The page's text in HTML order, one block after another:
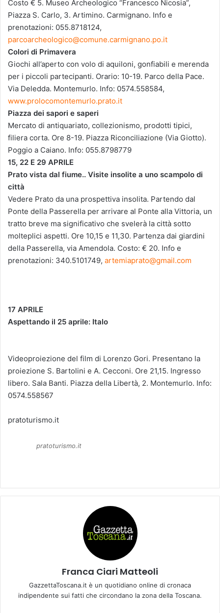
Costo € 5. Museo Archeologico “Francesco Nicosia”,
Piazza S. Carlo, 3. Artimino. Carmignano. Info e
prenotazioni: 055.8718124,
parcoarcheologico@comune.carmignano.po.it
Colori di Primavera
Giochi all’aperto con volo di aquiloni, gonfiabili e merenda
per i piccoli partecipanti. Orario: 10-19. Parco della Pace.
Via Deledda. Montemurlo. Info: 0574.558584,
www.prolocomontemurlo.prato.it
Piazza dei sapori e saperi
Mercato di antiquariato, collezionismo, prodotti tipici,
filiera corta. Ore 8-19. Piazza Riconciliazione (Via Giotto).
Poggio a Caiano. Info: 055.8798779
15, 22 E 29 APRILE
Prato vista dal fiume.. Visite insolite a uno scampolo di
città
Vedere Prato da una prospettiva insolita. Partendo dal
Ponte della Passerella per arrivare al Ponte alla Vittoria, un
tratto breve ma significativo che svelerà la città sotto
molteplici aspetti. Ore 10,15 e 11,30. Partenza dai giardini
della Passerella, via Amendola. Costo: € 20. Info e
prenotazioni: 340.5101749, artemiaprato@gmail.com
17 APRILE
Aspettando il 25 aprile: Italo
Videoproiezione del film di Lorenzo Gori. Presentano la
proiezione S. Bartolini e A. Cecconi. Ore 21,15. Ingresso
libero. Sala Banti. Piazza della Libertà, 2. Montemurlo. Info:
0574.558567
pratoturismo.it
pratoturismo.it
Franca Ciari Matteoli
GazzettaToscana.it è un quotidiano online di cronaca
indipendente sui fatti che circondano la zona della Toscana.